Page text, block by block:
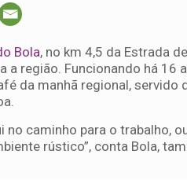
Bola, no km 4,5 da Estrada
a região. Funcionando há 16
da manhã regional, servido
no caminho para o trabalho,
rústico”, conta Bola,